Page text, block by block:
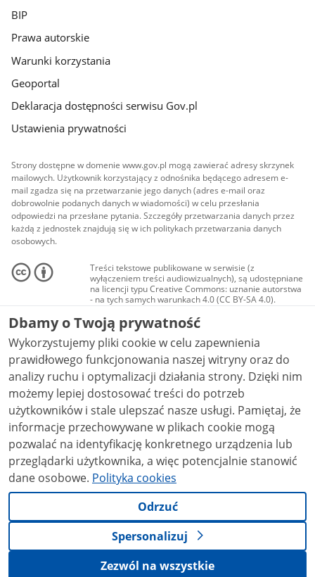
BIP
Prawa autorskie
Warunki korzystania
Geoportal
Deklaracja dostępności serwisu Gov.pl
Ustawienia prywatności
Strony dostępne w domenie www.gov.pl mogą zawierać adresy skrzynek
mailowych. Użytkownik korzystający z odnośnika będącego adresem e-
mail zgadza się na przetwarzanie jego danych (adres e-mail oraz
dobrowolnie podanych danych w wiadomości) w celu przesłania
odpowiedzi na przesłane pytania. Szczegóły przetwarzania danych przez
każdą z jednostek znajdują się w ich politykach przetwarzania danych
osobowych.
Treści tekstowe publikowane w serwisie (z
wyłączeniem treści audiowizualnych), są udostępniane
na licencji typu Creative Commons: uznanie autorstwa
- na tych samych warunkach 4.0 (CC BY-SA 4.0).
Materiały audiowizualne, w tym zdjęcia, materiały
audio i wideo, są udostępniane na licencji typu
Creative Commons: uznanie autorstwa użycie
niekomercyjne - bez utworów zależnych 4.0 (CC BY-
NC-ND 4.0), o ile nie jest to stwierdzone inaczej.
Dbamy o Twoją prywatność
Wykorzystujemy pliki cookie w celu zapewnienia
prawidłowego funkcjonowania naszej witryny oraz do
analizy ruchu i optymalizacji działania strony. Dzięki nim
możemy lepiej dostosować treści do potrzeb
użytkowników i stale ulepszać nasze usługi. Pamiętaj, że
informacje przechowywane w plikach cookie mogą
pozwalać na identyfikację konkretnego urządzenia lub
przeglądarki użytkownika, a więc potencjalnie stanowić
dane osobowe. Polityka cookies
Odrzuć
Spersonalizuj
Zezwól na wszystkie